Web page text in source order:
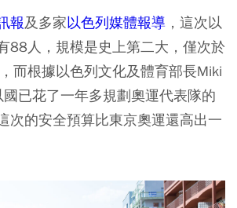
報及多家以色列媒體報導 ，這次以
88人，規模是史上第二大，僅次於
而根據以色列文化及體育部長Miki
已花了一年多規劃奧運代表隊的
次的安全預算比東京奧運還高出一